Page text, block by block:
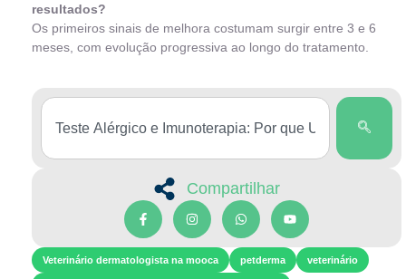
resultados?
Os primeiros sinais de melhora costumam surgir entre 3 e 6
meses, com evolução progressiva ao longo do tratamento.
Compartilhar
Veterinário dermatologista na mooca petderma veterinário